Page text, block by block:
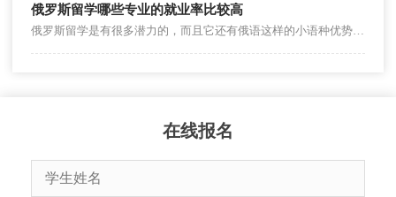
俄罗斯留学哪些专业的就业率比较高
俄罗斯留学是有很多潜力的，而且它还有俄语这样的小语种优势，所以对于留学生来说它的留学还是有比较好的发展前景。那么在俄罗斯留学，有什么专业就业率较高？
在线报名